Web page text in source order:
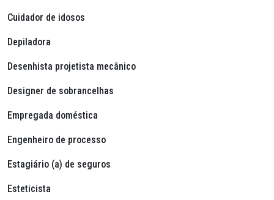
Cuidador de idosos
Depiladora
Desenhista projetista mecânico
Designer de sobrancelhas
Empregada doméstica
Engenheiro de processo
Estagiário (a) de seguros
Esteticista